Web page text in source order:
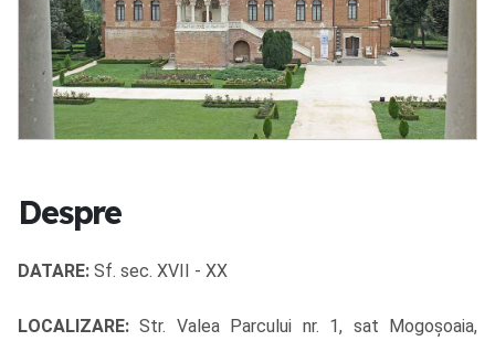
Despre
DATARE: Sf. sec. XVII - XX
LOCALIZARE: Str. Valea Parcului nr. 1, sat Mogoșoaia,